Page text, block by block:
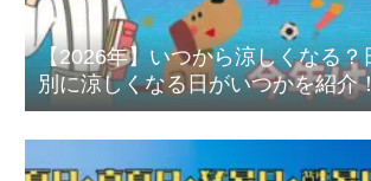
【2026年】いつから涼しくなる？
別に涼しくなる日がいつかを紹介